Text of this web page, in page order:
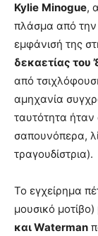
porn
Kylie Minogue,
πλάσμα από την
εμφάνισή της
δεκαετίας του
από
αμηχανία
ταυτότητα ήταν
σαπουνόπερα,
τραγουδίστρια).
Το εγχείρημα
μουσικό
καιWaterman